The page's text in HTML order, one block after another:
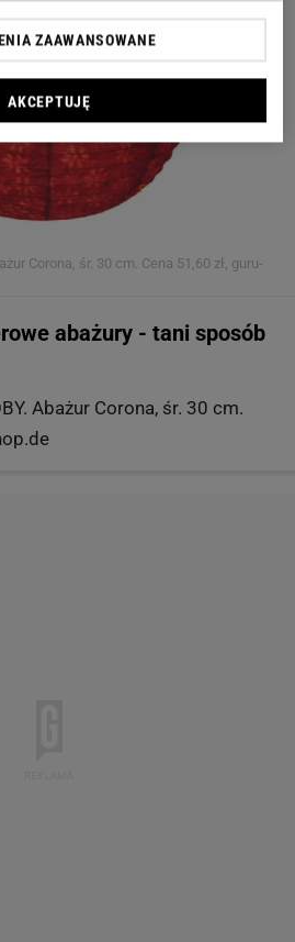
Corona, śr. 30 cm. Cena 51,60 zł, guru-
abażury - tani sposób
Abażur Corona, śr. 30 cm.
ZAAWANSOWANE
AKCEPTUJĘ